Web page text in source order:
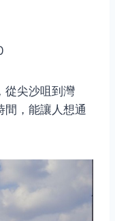
從尖沙咀到灣
間，能讓人想通